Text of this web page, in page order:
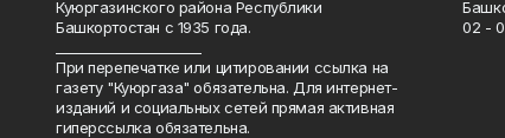
Куюргазинского района Республики
Башкортостан с 1935 года.
При перепечатке или цитировании ссылка на
газету "Куюргаза" обязательна. Для интернет-
изданий и социальных сетей прямая активная
гиперссылка обязательна.
02 -